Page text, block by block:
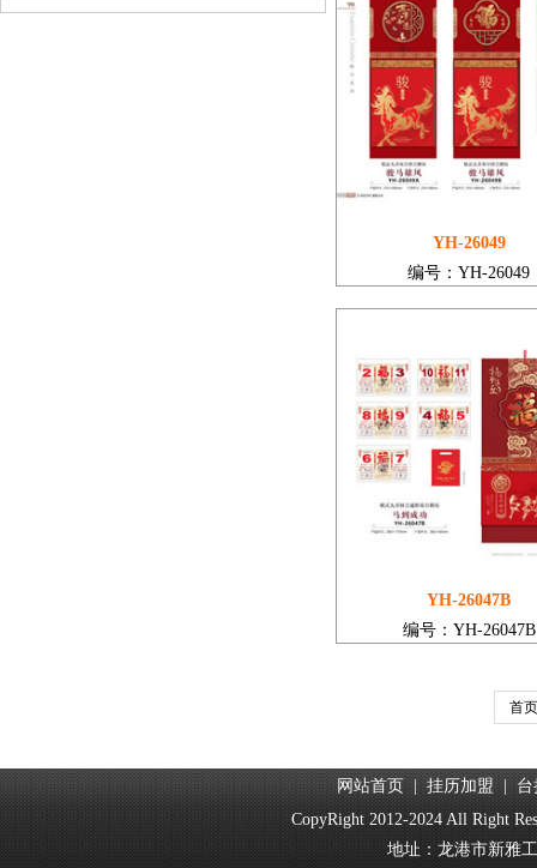
YH-26049
编号：YH-26049
YH-26047B
编号：YH-26047B
首页
网站首页 | 挂历加盟 | 台
CopyRight 2012-2024 All Right
地址：龙港市新雅